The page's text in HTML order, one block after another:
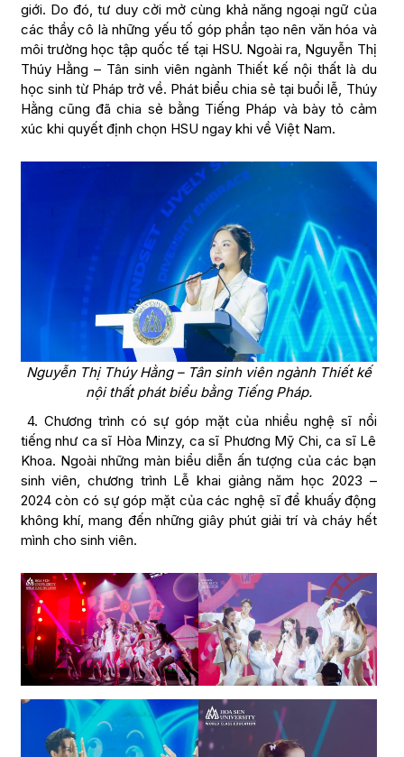
giới. Do đó, tư duy cởi mở cùng khả năng ngoại ngữ của
các thầy cô là những yếu tố góp phần tạo nên văn hóa và
môi trường học tập quốc tế tại HSU. Ngoài ra, Nguyễn Thị
Thúy Hằng – Tân sinh viên ngành Thiết kế nội thất là du
học sinh từ Pháp trở về. Phát biểu chia sẻ tại buổi lễ, Thúy
Hằng cũng đã chia sẻ bằng Tiếng Pháp và bày tỏ cảm
xúc khi quyết định chọn HSU ngay khi về Việt Nam.
Nguyễn Thị Thúy Hằng – Tân sinh viên ngành Thiết kế
nội thất phát biểu bằng Tiếng Pháp.
4. Chương trình có sự góp mặt của nhiều nghệ sĩ nổi
tiếng như ca sĩ Hòa Minzy, ca sĩ Phương Mỹ Chi, ca sĩ Lê
Khoa. Ngoài những màn biểu diễn ấn tượng của các bạn
sinh viên, chương trình Lễ khai giảng năm học 2023 –
2024 còn có sự góp mặt của các nghệ sĩ để khuấy động
không khí, mang đến những giây phút giải trí và cháy hết
mình cho sinh viên.